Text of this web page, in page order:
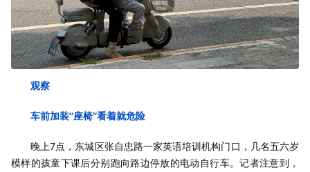
观察
车前加装“座椅”看着就危险
晚上7点，东城区张自忠路一家英语培训机构门口，几名五六岁
模样的孩童下课后分别跑向路边停放的电动自行车。记者注意到，